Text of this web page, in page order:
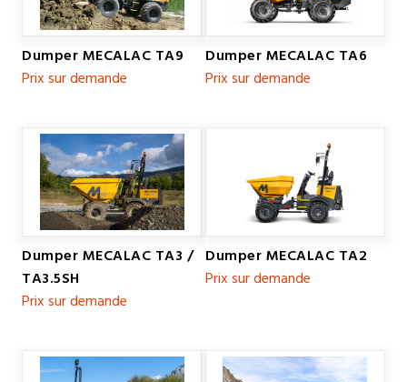
Dumper MECALAC TA9
Prix sur demande
Dumper MECALAC TA6
Prix sur demande
Dumper MECALAC TA3 /
TA3.5SH
Prix sur demande
Dumper MECALAC TA2
Prix sur demande